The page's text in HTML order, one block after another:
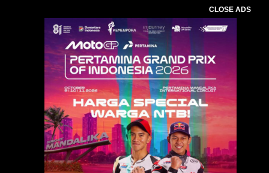
CLOSE ADS